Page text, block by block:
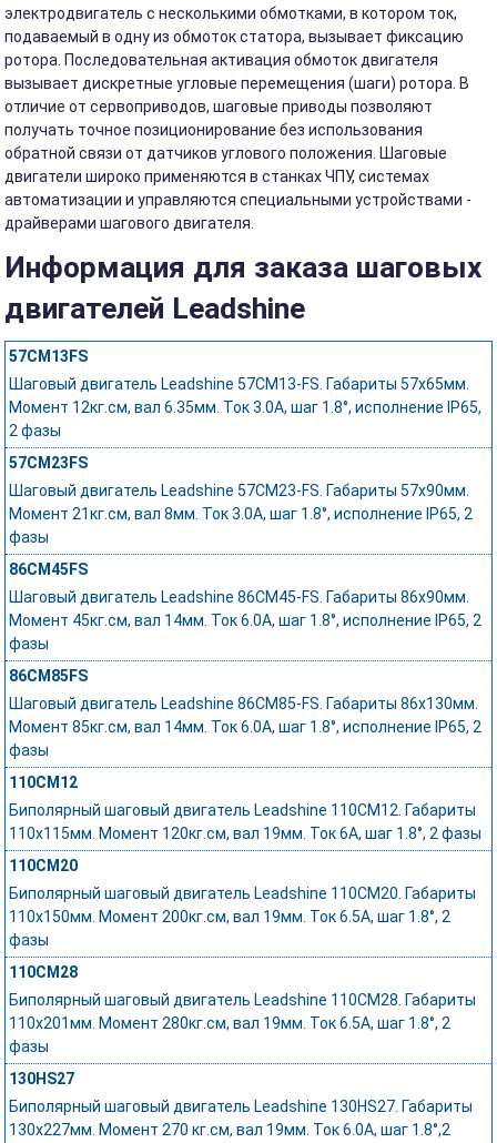
электродвигатель с несколькими обмотками, в котором ток,
подаваемый в одну из обмоток статора, вызывает фиксацию
ротора. Последовательная активация обмоток двигателя
вызывает дискретные угловые перемещения (шаги) ротора. В
отличие от сервоприводов, шаговые приводы позволяют
получать точное позиционирование без использования
обратной связи от датчиков углового положения. Шаговые
двигатели широко применяются в станках ЧПУ, системах
автоматизации и управляются специальными устройствами -
драйверами шагового двигателя.
Информация для заказа шаговых
двигателей Leadshine
57CM13FS
Шаговый двигатель Leadshine 57CM13-FS. Габариты 57х65мм.
Момент 12кг.см, вал 6.35мм. Ток 3.0А, шаг 1.8°, исполнение IP65,
2 фазы
57CM23FS
Шаговый двигатель Leadshine 57CM23-FS. Габариты 57х90мм.
Момент 21кг.см, вал 8мм. Ток 3.0А, шаг 1.8°, исполнение IP65, 2
фазы
86CM45FS
Шаговый двигатель Leadshine 86CM45-FS. Габариты 86х90мм.
Момент 45кг.см, вал 14мм. Ток 6.0А, шаг 1.8°, исполнение IP65, 2
фазы
86CM85FS
Шаговый двигатель Leadshine 86CM85-FS. Габариты 86х130мм.
Момент 85кг.см, вал 14мм. Ток 6.0А, шаг 1.8°, исполнение IP65, 2
фазы
110CM12
Биполярный шаговый двигатель Leadshine 110CM12. Габариты
110x115мм. Момент 120кг.см, вал 19мм. Ток 6А, шаг 1.8°, 2 фазы
110CM20
Биполярный шаговый двигатель Leadshine 110CM20. Габариты
110x150мм. Момент 200кг.см, вал 19мм. Ток 6.5А, шаг 1.8°, 2
фазы
110CM28
Биполярный шаговый двигатель Leadshine 110CM28. Габариты
110x201мм. Момент 280кг.см, вал 19мм. Ток 6.5А, шаг 1.8°, 2
фазы
130HS27
Биполярный шаговый двигатель Leadshine 130HS27. Габариты
130х227мм. Момент 270 кг.см, вал 19мм. Ток 6.0А, шаг 1.8°,2